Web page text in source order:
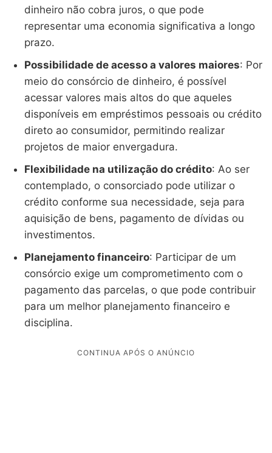
dinheiro não cobra juros, o que pode
representar uma economia significativa a longo
prazo.
Possibilidade de acesso a valores maiores: Por
meio do consórcio de dinheiro, é possível
acessar valores mais altos do que aqueles
disponíveis em empréstimos pessoais ou crédito
direto ao consumidor, permitindo realizar
projetos de maior envergadura.
Flexibilidade na utilização do crédito: Ao ser
contemplado, o consorciado pode utilizar o
crédito conforme sua necessidade, seja para
aquisição de bens, pagamento de dívidas ou
investimentos.
Planejamento financeiro: Participar de um
consórcio exige um comprometimento com o
pagamento das parcelas, o que pode contribuir
para um melhor planejamento financeiro e
disciplina.